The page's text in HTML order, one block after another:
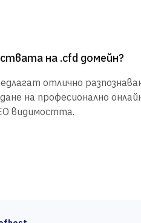
на .cfd домейн?
отлично
на професионално
видимостта.